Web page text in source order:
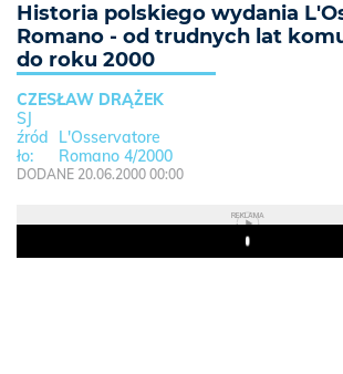
Historia polskiego wydania
Romano - od trudnych lat
do roku 2000
CZESŁAW DRĄŻEK
SJ
L'Osservatore
Romano 4/2000
DODANE 20.06.2000 00:00
REKLAMA
Play